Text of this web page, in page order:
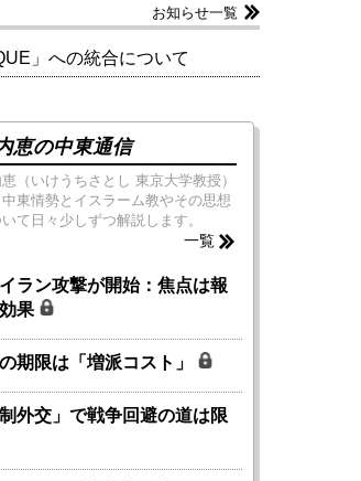
お知らせ一覧
」への統合について
恵の中東通信
（いけうちさとし 東京大学教授）
中東情勢とイスラーム教やその思想
て日々少しずつ解説します。
一覧
ラン攻撃が開始：焦点は報
果
期限は「増派コスト」
外交」で戦争回避の道は限